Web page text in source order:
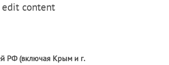
content
РФ (включая Крым и г.